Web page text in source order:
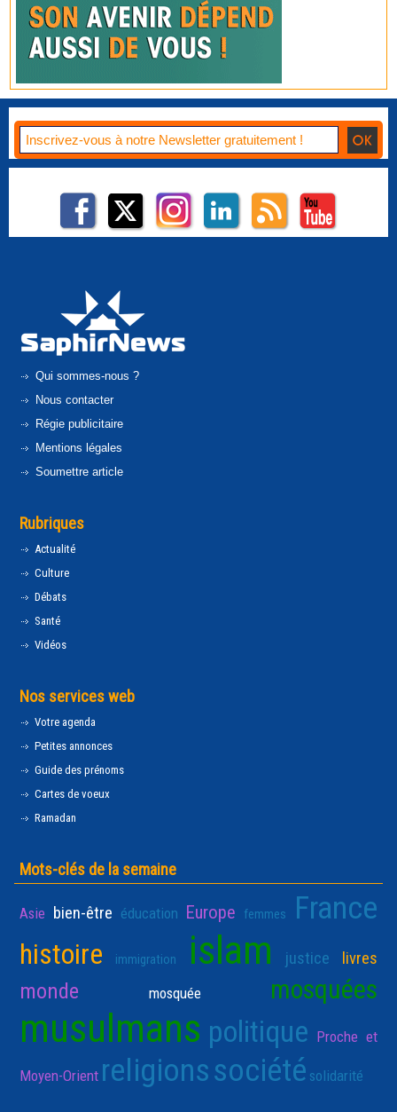
Qui sommes-nous ?
Nous contacter
Régie publicitaire
Mentions légales
Soumettre article
Rubriques
Actualité
Culture
Débats
Santé
Vidéos
Nos services web
Votre agenda
Petites annonces
Guide des prénoms
Cartes de voeux
Ramadan
Mots-clés de la semaine
Asie bien-être éducation Europe femmes France
histoire immigration islam justice livres
monde mosquée mosquées
musulmans politique Proche et
Moyen-Orient religionssociété solidarité